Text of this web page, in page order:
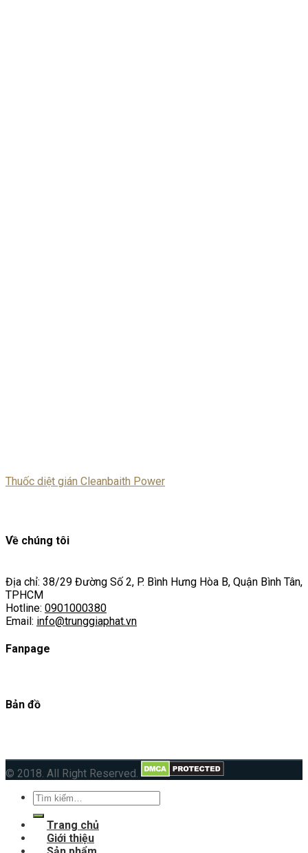
Thuốc diệt gián Cleanbaith Power
Về chúng tôi
Địa chỉ: 38/29 Đường Số 2, P. Bình Hưng Hòa B, Quận Bình Tân,
TPHCM
Hotline: 0901000380
Email: info@trunggiaphat.vn
Fanpage
Bản đồ
© 2018. All Right Reserved.
Tìm
kiếm:
Trang chủ
Giới thiệu